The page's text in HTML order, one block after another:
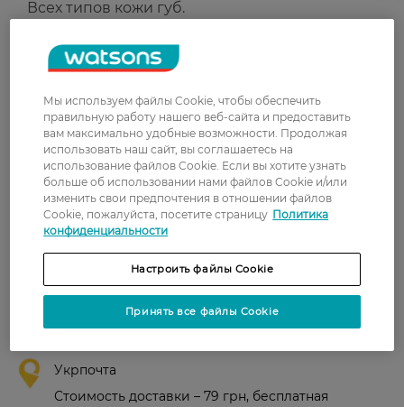
Всех типов кожи губ.
Страна-производитель:
Рейтинг и отзывы
0
З 0 відгуків
0 відгуків
Доставка
Новая почта
В отделение Новой почты - 99 грн, бесплатно
Укрпочта
Стоимость доставки – 79 грн, бесплатная
Мы используем файлы Cookie, чтобы обеспечить
правильную работу нашего веб-сайта и предоставить
вам максимально удобные возможности. Продолжая
использовать наш сайт, вы соглашаетесь на
использование файлов Cookie. Если вы хотите узнать
больше об использовании нами файлов Cookie и/или
изменить свои предпочтения в отношении файлов
Cookie, пожалуйста, посетите страницу Политика
конфиденциальности
Настроить файлы Cookie
Принять все файлы Cookie